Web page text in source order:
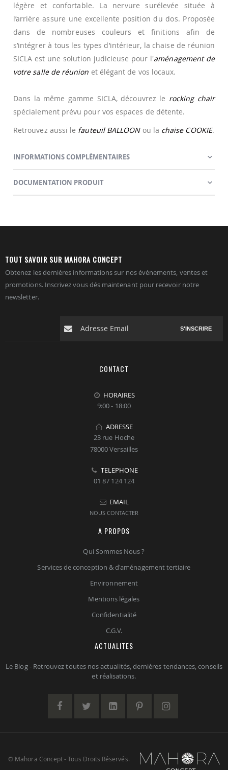
légère et confortable. La nervure surélevée située à
l’arrière assure une excellente position du dos. Proposée
dans de nombreuses couleurs et finitions afin de
s’intégrer à tous les types d’intérieur, la chaise de réunion
SICLA est une solution judicieuse pour l'aménagement de
votre salle de réunion et élégant de vos locaux.
Dans la même gamme SICLA, découvrez le rocking chair
spécialement prévu pour vos espaces de détente.
Retrouvez aussi le fauteuil BALLOONou la chaise COOKIE.
INFORMATIONS COMPLÉMENTAIRES
DOCUMENTATION PRODUIT
TOUT SAVOIR SUR MAHORA CONCEPT
Obtenez les dernières informations sur nos événements, ventes et
promotions. Inscrivez vous dés maintenant pour recevoir notre
newsletter.
S'INSCRIRE
CONTACT
HORAIRES
9:00 - 18:00
ADRESSE
23 rue Hoche
78000 Versailles
TELEPHONE
01 87 124 124
EMAIL
NOUS CONTACTER
A PROPOS
Qui Sommes Nous ?
Services de conception & d'aménagement tertiaire
Environnement
Mentions légales
Confidentialité
C.G.V.
ACTUALITES
Le Blog - Retrouvez toutes nos actualités, dernières tendances, conseils
et réalisations.
© Mahora Concept - Tous Droits Réservés.